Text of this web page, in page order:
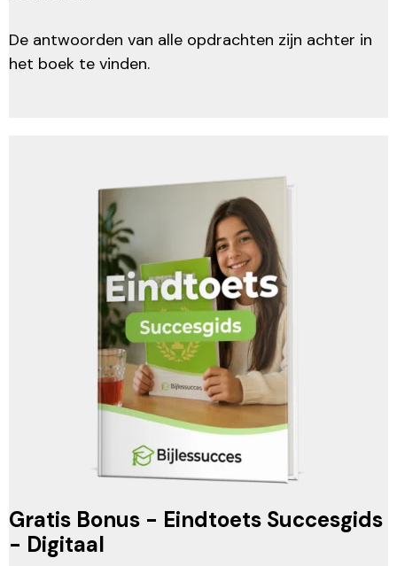
De antwoorden van alle opdrachten zijn achter in
het boek te vinden.
Gratis Bonus - Eindtoets Succesgids
- Digitaal